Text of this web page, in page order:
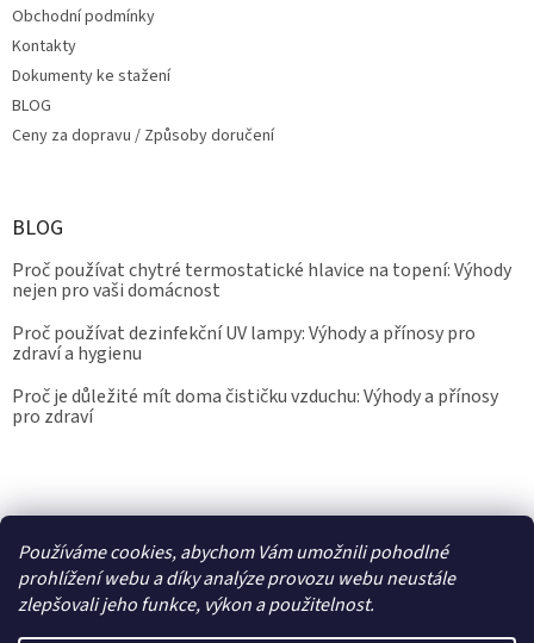
Používáme cookies, abychom Vám umožnili pohodlné
prohlížení webu a díky analýze provozu webu neustále
zlepšovali jeho funkce, výkon a použitelnost.
Obchodní podmínky
Kontakty
Dokumenty ke stažení
BLOG
Ceny za dopravu / Způsoby doručení
BLOG
Proč používat chytré termostatické hlavice na topení: Výhody
nejen pro vaši domácnost
Proč používat dezinfekční UV lampy: Výhody a přínosy pro
zdraví a hygienu
Proč je důležité mít doma čističku vzduchu: Výhody a přínosy
pro zdraví